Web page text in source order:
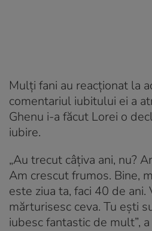
Mulți fani au reacționat la
comentariul iubitului ei a
Ghenu i-a făcut Lorei o
iubire.
„Au trecut câțiva ani, nu?
Am crescut frumos. Bine,
este ziua ta, faci 40 de ani.
mărturisesc ceva. Tu ești
iubesc fantastic de mult”,